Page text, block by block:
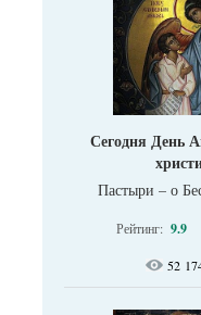
Сегодня День
Пастыри – о
Рейтинг: 9.9
52